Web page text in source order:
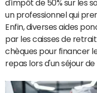
d'impôt de 50% sur les
un professionnel qui
Enfin, diverses aides
par les caisses de
chèques pour financer
repas lors d'un séjour de